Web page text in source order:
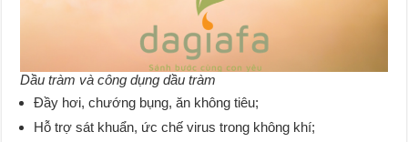
Dầu tràm và công dụng dầu tràm
Đầy hơi, chướng bụng, ăn không tiêu;
Hỗ trợ sát khuẩn, ức chế virus trong không khí;